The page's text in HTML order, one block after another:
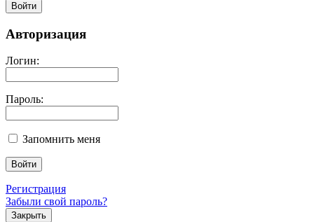
Войти
Авторизация
Логин:
Пароль:
Запомнить меня
Регистрация
Забыли свой пароль?
Закрыть